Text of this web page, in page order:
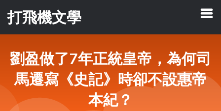
打飛機文學
劉盈做了7年正統皇帝，為何司
馬遷寫《史記》時卻不設惠帝
本紀？